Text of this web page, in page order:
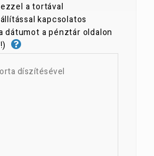
a tortával
kapcsolatos
dátumot a pénztár oldalon